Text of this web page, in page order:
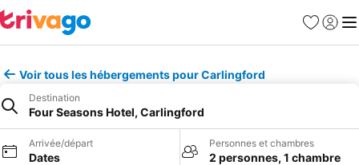
Favoris
Se
Voir tous les hébergements pour Carlingford
Destination
Four Seasons Hotel, Carlingford
Arrivée/départ
Dates
Personnes et chambres
2 personnes, 1 chambre